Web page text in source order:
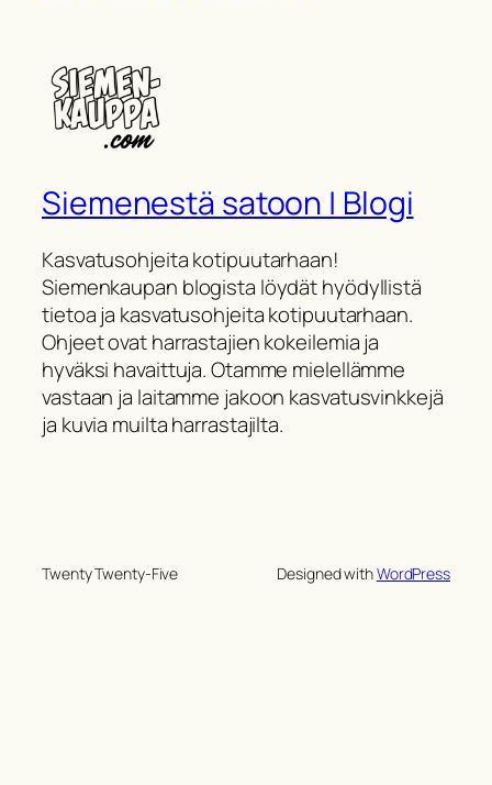
Siemenestä satoon | Blogi
Kasvatusohjeita kotipuutarhaan!
Siemenkaupan blogista löydät hyödyllistä
tietoa ja kasvatusohjeita kotipuutarhaan.
Ohjeet ovat harrastajien kokeilemia ja
hyväksi havaittuja. Otamme mielellämme
vastaan ja laitamme jakoon kasvatusvinkkejä
ja kuvia muilta harrastajilta.
Twenty Twenty-Five Designed withWordPress